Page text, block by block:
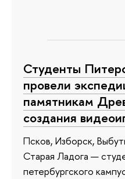
Студенты
провели
памятникам
создания
Псков, Изборск,
Старая Ладога —
петербургского